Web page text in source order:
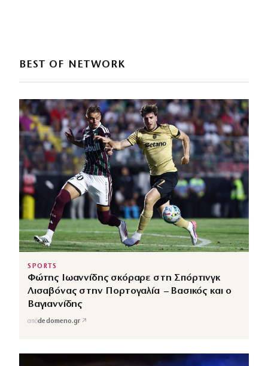
BEST OF NETWORK
SPORTS
Φώτης Ιωαννίδης σκόραρε στη Σπόρτινγκ
Λισαβόνας στην Πορτογαλία – Βασικός και ο
Βαγιαννίδης
απόdedomeno.gr ↗